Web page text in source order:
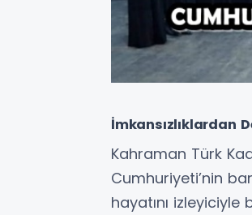
İmkansızlıklardan
Kahraman Türk
Cumhuriyeti’nin
hayatını